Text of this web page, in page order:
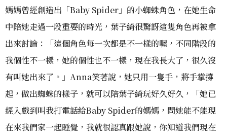
媽媽曾經創造出「Baby Spider」的小蜘蛛角色，在她生命
中陪她走過一段重要的時光，葉子綺很驚訝這隻角色再被拿
出來討論：「這個角色每一次都是不一樣的喔，不同階段的
我個性不一樣，她的個性也不一樣，現在我長大了，很久沒
有叫她出來了。」Anna笑著說，她只用一隻手，將手掌撐
起，做出蜘蛛的樣子，就可以陪葉子綺玩好久好久，「她已
經入戲到叫我打電話給Baby Spider的媽媽，問她能不能現
在來我們家一起睡覺，我就很認真跟她說，你知道我們現在